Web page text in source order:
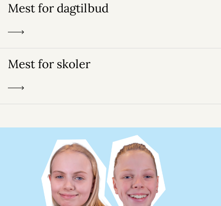
Mest for dagtilbud
Mest for skoler